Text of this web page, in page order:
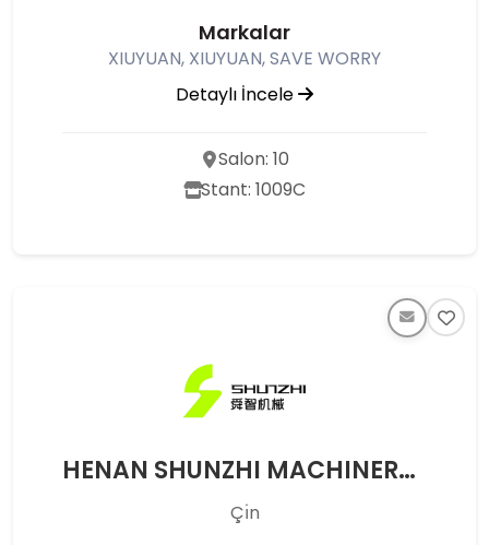
Markalar
XIUYUAN, XIUYUAN, SAVE WORRY
Detaylı İncele
Salon: 10
Stant: 1009C
HENAN SHUNZHI MACHINERY CO.,LTD.
Çı̇n